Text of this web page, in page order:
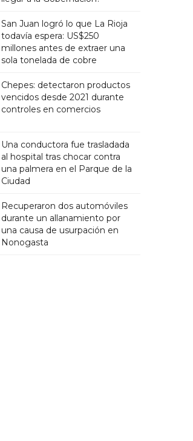
San Juan logró lo que La Rioja
todavía espera: US$250
millones antes de extraer una
sola tonelada de cobre
Chepes: detectaron productos
vencidos desde 2021 durante
controles en comercios
Una conductora fue trasladada
al hospital tras chocar contra
una palmera en el Parque de la
Ciudad
Recuperaron dos automóviles
durante un allanamiento por
una causa de usurpación en
Nonogasta